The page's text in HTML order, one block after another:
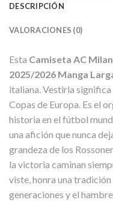
DESCRIPCIÓN
VALORACIONES (0)
Esta Camiseta AC
2025/2026 Manga
italiana. Vestirla
Copas de Europa. Es el
historia en el fútbol
una afición que nunca
grandeza de los
la victoria caminan
viste, honra una
generaciones y el